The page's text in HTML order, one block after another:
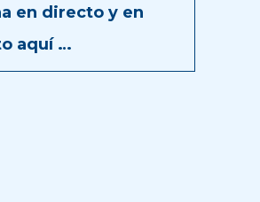
en directo y en
aquí …